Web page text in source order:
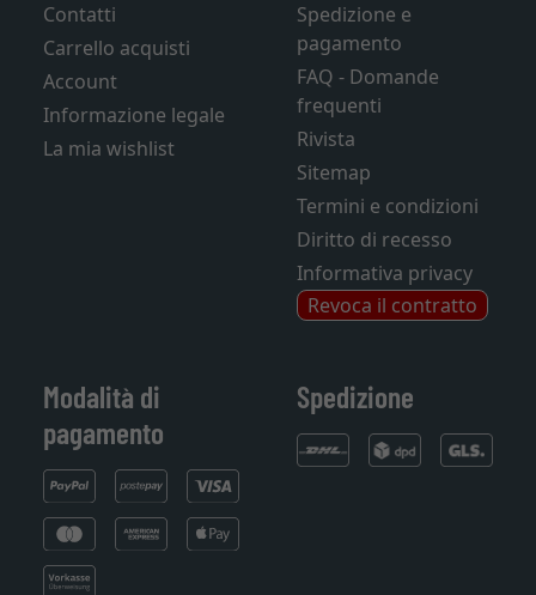
Contatti
Carrello acquisti
Account
Informazione legale
La mia wishlist
Spedizione e
pagamento
FAQ - Domande
frequenti
Rivista
Sitemap
Termini e condizioni
Diritto di recesso
Informativa privacy
Revoca il contratto
Modalità di
pagamento
Spedizione